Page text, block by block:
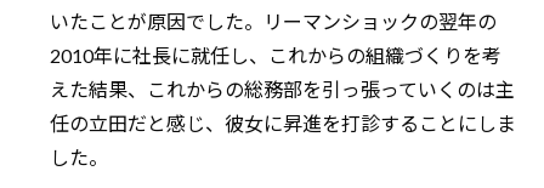
いたことが原因でした。リーマンショックの翌年の
2010年に社長に就任し、これからの組織づくりを考
えた結果、これからの総務部を引っ張っていくのは主
任の立田だと感じ、彼女に昇進を打診することにしま
した。